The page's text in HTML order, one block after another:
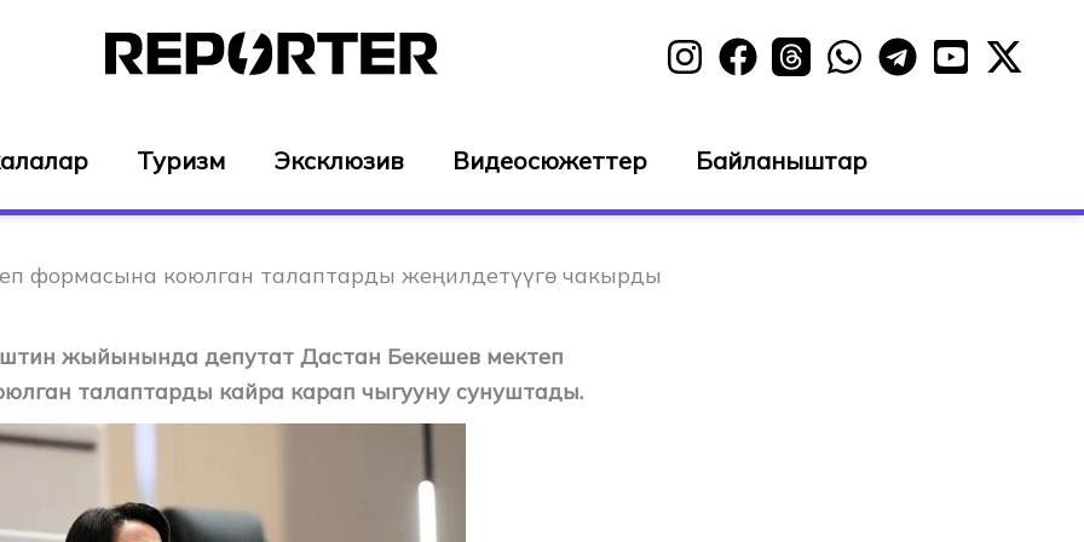
Туризм Эксклюзив Видеосюжеттер Байланыштар
формасына коюлган талаптарды жеңилдетүүгө чакырды
жыйынында депутат Дастан Бекешев мектеп
талаптарды кайра карап чыгууну сунуштады.